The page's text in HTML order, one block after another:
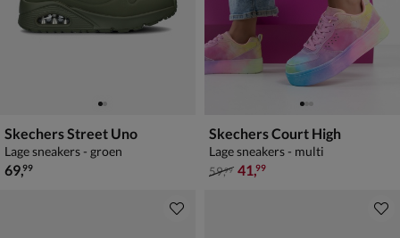
Skechers Street Uno
Lage sneakers - groen
€ 69,99
69,99
Skechers Court High
Lage sneakers - multi
van € 59,99 voor € 41,99
59,99 41,99